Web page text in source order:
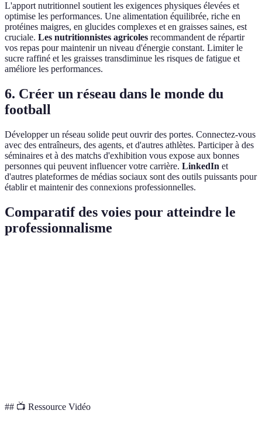
L'apport nutritionnel soutient les exigences physiques élevées et
optimise les performances. Une alimentation équilibrée, riche en
protéines maigres, en glucides complexes et en graisses saines, est
cruciale. Les nutritionnistes agricoles recommandent de répartir
vos repas pour maintenir un niveau d'énergie constant. Limiter le
sucre raffiné et les graisses transdiminue les risques de fatigue et
améliore les performances.
6. Créer un réseau dans le monde du
football
Développer un réseau solide peut ouvrir des portes. Connectez-vous
avec des entraîneurs, des agents, et d'autres athlètes. Participer à des
séminaires et à des matchs d'exhibition vous expose aux bonnes
personnes qui peuvent influencer votre carrière. LinkedIn et
d'autres plateformes de médias sociaux sont des outils puissants pour
établir et maintenir des connexions professionnelles.
Comparatif des voies pour atteindre le
professionnalisme
## 📺 Ressource Vidéo